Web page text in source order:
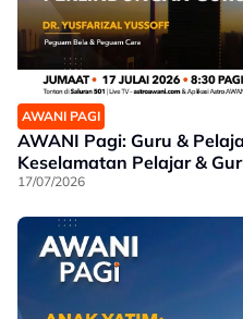
AWANI PAGI
AWANI Pagi: Guru &
Keselamatan Pelajar &
17/07/2026